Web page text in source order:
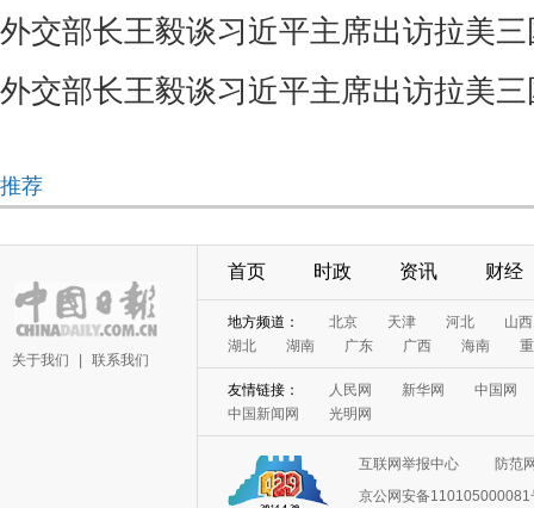
外交部长王毅谈习近平主席出访拉美
外交部长王毅谈习近平主席出访拉美
推荐
关于我们 联系我们
首页 时政 资讯 财经
地方频道： 北京 天津 河北
山西
湖北
湖南 广东 广西 海南
友情链接： 人民网 新华网
中国网
中国新闻网
光明网
互联网举报中心
防范
京公网安备110105000081